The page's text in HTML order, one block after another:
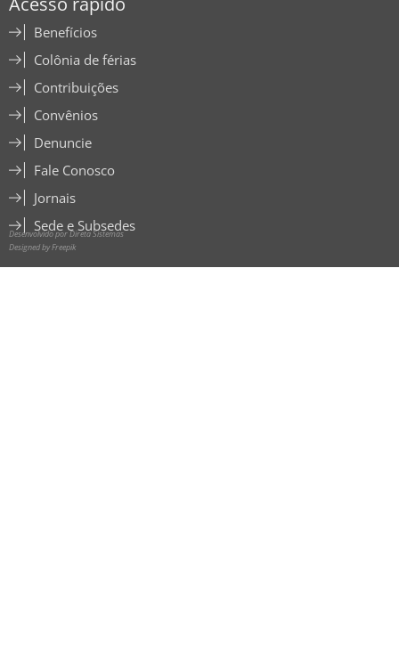
Benefícios
Colônia de férias
Contribuições
Convênios
Denuncie
Fale Conosco
Jornais
Sede e Subsedes
Desenvolvido por Direta Sistemas
Designed by Freepik